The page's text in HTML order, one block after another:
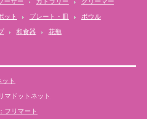
ット プレート・皿
ボウル
和食器 花瓶
ト
マドットネット
フリマート